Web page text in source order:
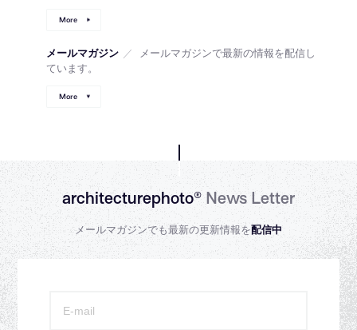
More
メールマガジン ／
メールマガジンで最新の情報を配信し
ています。
More
architecturephoto®News Letter
メールマガジンでも最新の更新情報を配信中